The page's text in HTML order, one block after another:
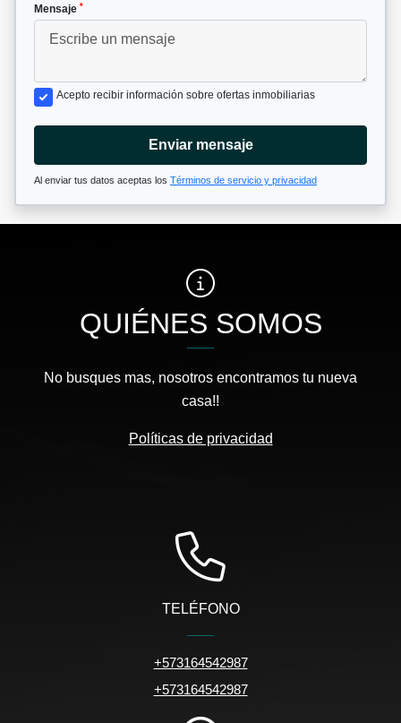
Mensaje *
Acepto recibir información sobre ofertas inmobiliarias
Enviar mensaje
Al enviar tus datos aceptas los Términos de servicio y privacidad
QUIÉNES SOMOS
No busques mas, nosotros encontramos tu nueva
casa!!
Políticas de privacidad
TELÉFONO
+573164542987
+573164542987